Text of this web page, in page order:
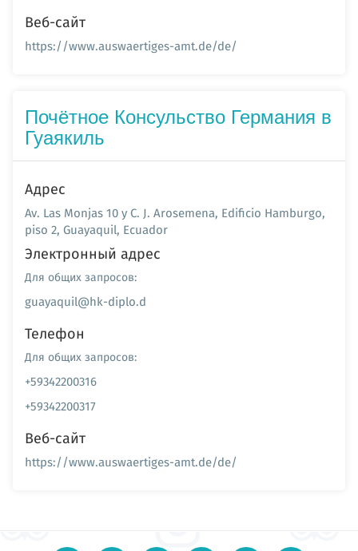
Веб-сайт
https://www.auswaertiges-amt.de/de/
Почётное Консульство Германия в
Гуаякиль
Адрес
Av. Las Monjas 10 y C. J. Arosemena, Edificio Hamburgo,
piso 2, Guayaquil, Ecuador
Электронный адрес
Для общих запросов:
guayaquil@hk-diplo.d
Телефон
Для общих запросов:
+59342200316
+59342200317
Веб-сайт
https://www.auswaertiges-amt.de/de/